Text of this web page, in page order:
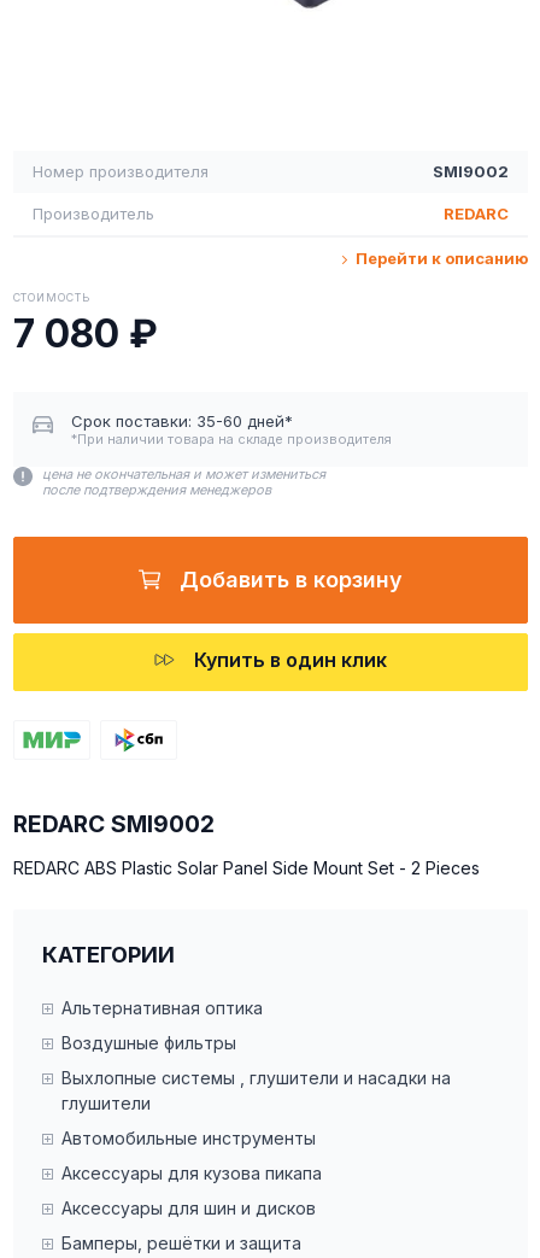
КАТЕГОРИИ
Альтернативная оптика
Воздушные фильтры
Выхлопные системы , глушители и насадки на
глушители
Автомобильные инструменты
Аксессуары для кузова пикапа
Аксессуары для шин и дисков
Бамперы, решётки и защита
Номер производителя SMI9002
Производитель REDARC
Перейти к описанию
СТОИМОСТЬ
7 080 ₽
Срок поставки: 35-60 дней*
*При наличии товара на складе производителя
цена не окончательная и может измениться
после подтверждения менеджеров
Добавить в корзину
Купить в один клик
REDARC SMI9002
REDARC ABS Plastic Solar Panel Side Mount Set - 2 Pieces